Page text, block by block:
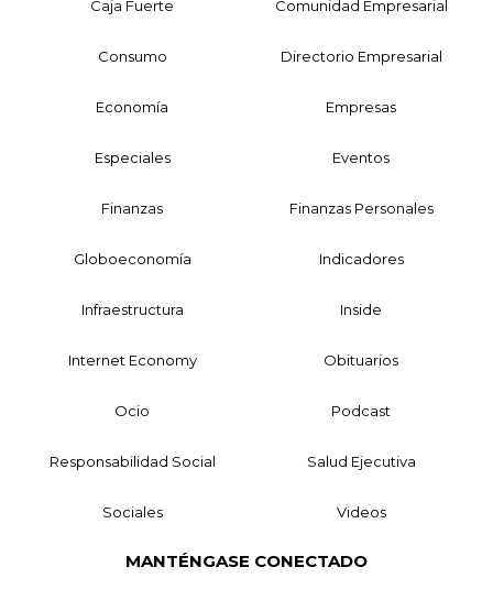
Caja Fuerte Comunidad Empresarial
Consumo Directorio Empresarial
Economía Empresas
Especiales Eventos
Finanzas Finanzas Personales
Globoeconomía Indicadores
Infraestructura Inside
Internet Economy Obituarios
Ocio Podcast
Responsabilidad Social Salud Ejecutiva
Sociales Videos
MANTÉNGASE CONECTADO